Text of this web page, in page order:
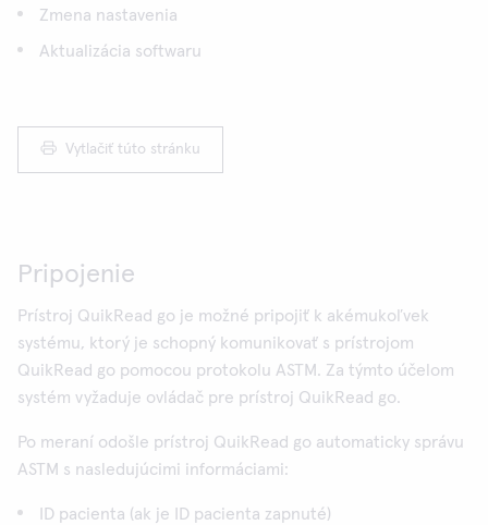
Zmena nastavenia
Aktualizácia softwaru
Vytlačiť túto stránku
Pripojenie
Prístroj QuikRead go je možné pripojiť k akémukoľvek
systému, ktorý je schopný komunikovať s prístrojom
QuikRead go pomocou protokolu ASTM. Za týmto účelom
systém vyžaduje ovládač pre prístroj QuikRead go.
Po meraní odošle prístroj QuikRead go automaticky správu
ASTM s nasledujúcimi informáciami:
ID pacienta (ak je ID pacienta zapnuté)